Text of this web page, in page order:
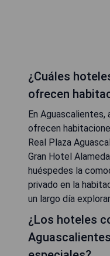
¿Cuáles
ofrecen
En
ofrecen
Real Plaza
Gran Hotel
huéspedes la
privado en la
un largo día
¿Los hoteles